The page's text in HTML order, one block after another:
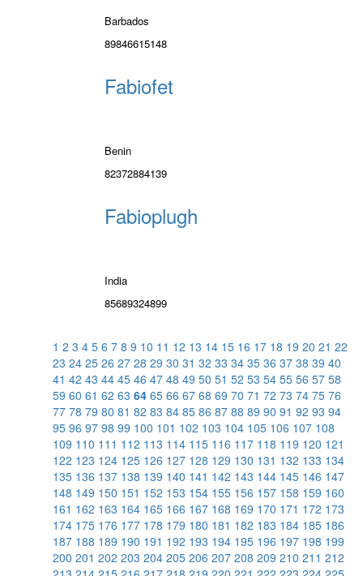
Barbados
89846615148
Fabiofet
Benin
82372884139
Fabioplugh
India
85689324899
1 2 3 4 5 6 7 8 9 10 11 12 13 14 15 16 17 18 19 20 21 22
23 24 25 26 27 28 29 30 31 32 33 34 35 36 37 38 39 40
41 42 43 44 45 46 47 48 49 50 51 52 53 54 55 56 57 58
59 60 61 62 63 64 65 66 67 68 69 70 71 72 73 74 75 76
77 78 79 80 81 82 83 84 85 86 87 88 89 90 91 92 93 94
95 96 97 98 99 100 101 102 103 104 105 106 107 108
109 110 111 112 113 114 115 116 117 118 119 120 121
122 123 124 125 126 127 128 129 130 131 132 133 134
135 136 137 138 139 140 141 142 143 144 145 146 147
148 149 150 151 152 153 154 155 156 157 158 159 160
161 162 163 164 165 166 167 168 169 170 171 172 173
174 175 176 177 178 179 180 181 182 183 184 185 186
187 188 189 190 191 192 193 194 195 196 197 198 199
200 201 202 203 204 205 206 207 208 209 210 211 212